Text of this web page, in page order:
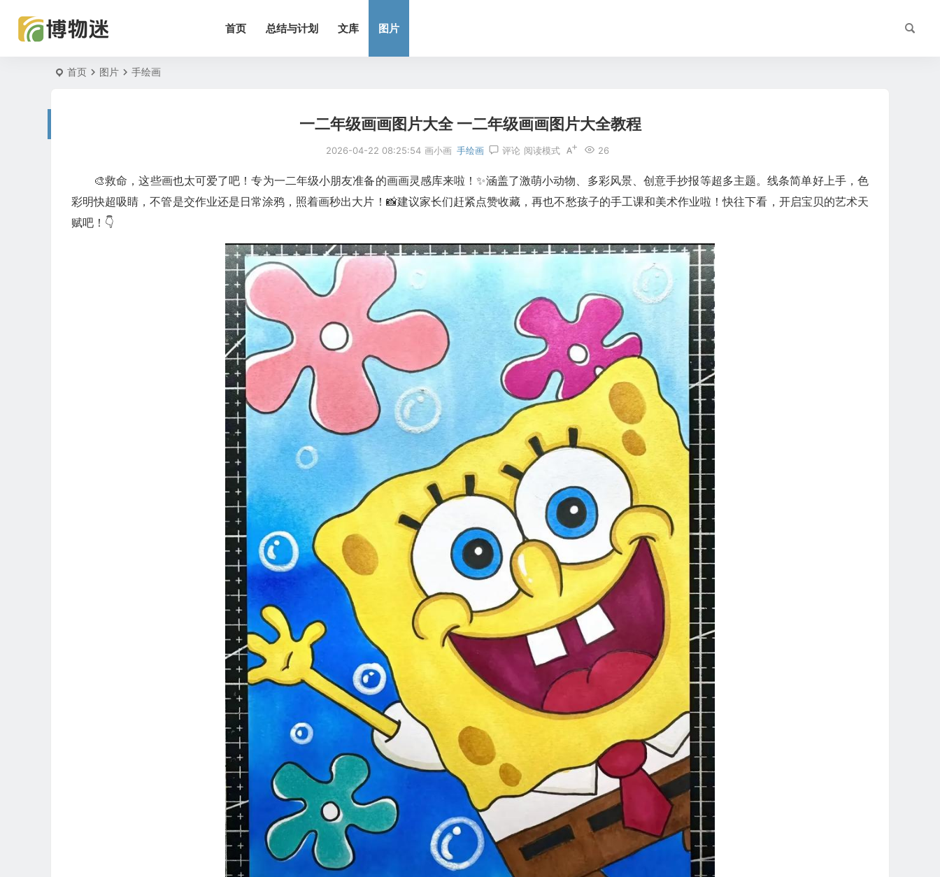
首页 总结与计划 文库 图片
首页 图片 手绘画
一二年级画画图片大全 一二年级画画图片大全教程
2026-04-22 08:25:54 画小画 手绘画 评论 26
阅读模式
🎨救命，这些画也太可爱了吧！专为一二年级小朋友准备的画画灵感库来啦！✨涵盖了激萌小动物、多彩风景、创意手抄报等超多主题。线条简单好上手，色
彩明快超吸睛，不管是交作业还是日常涂鸦，照着画秒出大片！📸建议家长们赶紧点赞收藏，再也不愁孩子的手工课和美术作业啦！快往下看，开启宝贝的艺术天
赋吧！👇